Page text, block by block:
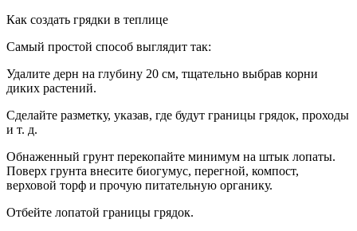
Как создать грядки в теплице
Самый простой способ выглядит так:
Удалите дерн на глубину 20 см, тщательно выбрав корни
диких растений.
Сделайте разметку, указав, где будут границы грядок, проходы
и т. д.
Обнаженный грунт перекопайте минимум на штык лопаты.
Поверх грунта внесите биогумус, перегной, компост,
верховой торф и прочую питательную органику.
Отбейте лопатой границы грядок.